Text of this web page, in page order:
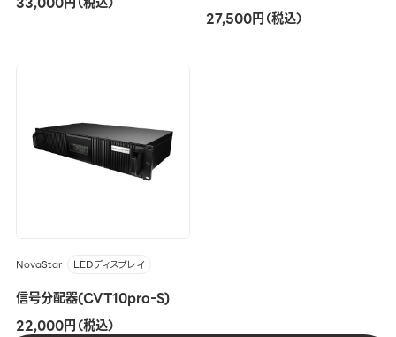
27,500円（税込）
NovaStar LEDディスプレイ
信号分配器(CVT10pro-S)
22,000円（税込）